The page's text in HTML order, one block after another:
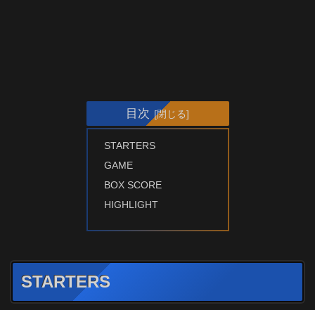
目次
STARTERS
GAME
BOX SCORE
HIGHLIGHT
STARTERS